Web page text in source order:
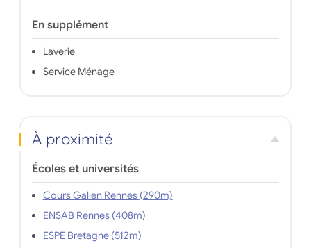
En supplément
Laverie
Service Ménage
À proximité
Écoles et universités
Cours Galien Rennes (290m)
ENSAB Rennes (408m)
ESPE Bretagne (512m)